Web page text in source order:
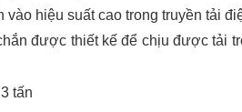
vào hiệu suất cao trong truyền tải
được thiết kế để chịu được tải